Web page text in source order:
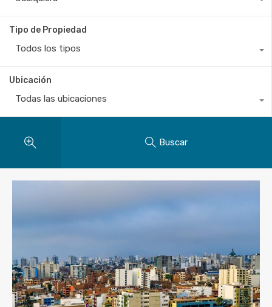
Tipo de Propiedad
Todos los tipos
Ubicación
Todas las ubicaciones
Buscar